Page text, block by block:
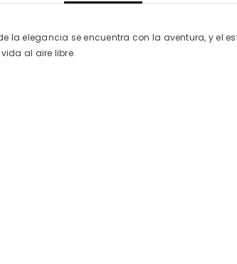
la elegancia se encuentra con la aventura, y el
al aire libre.